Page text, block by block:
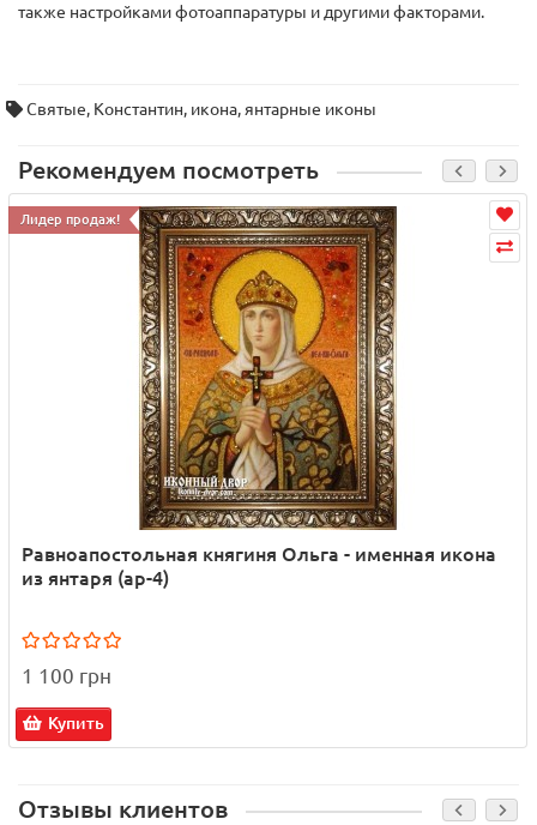
также настройками фотоаппаратуры и другими факторами.
Святые, Константин, икона,янтарные иконы
Рекомендуем посмотреть
Лидер продаж!
Равноапостольная княгиня Ольга - именная икона
из янтаря (ар-4)
1 100 грн
Купить
Отзывы клиентов